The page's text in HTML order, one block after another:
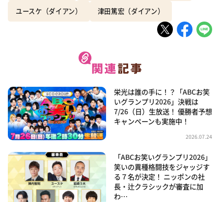
ユースケ（ダイアン） 津田篤宏（ダイアン）
栄光は誰の手に！？「ABCお笑
いグランプリ2026」決戦は
7/26（日）生放送！ 優勝者予想
キャンペーンも実施中！
2026.07.24
「ABCお笑いグランプリ2026」
笑いの異種格闘技をジャッジす
る７名が決定！ ニッポンの社
長・辻クラシックが審査に加
わ…